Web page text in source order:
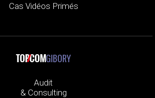
Cas Vidéos Primés
GIBORY
Audit
& Consulting